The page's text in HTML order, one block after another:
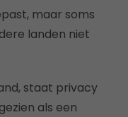
maar soms
landen niet
staat privacy
als een